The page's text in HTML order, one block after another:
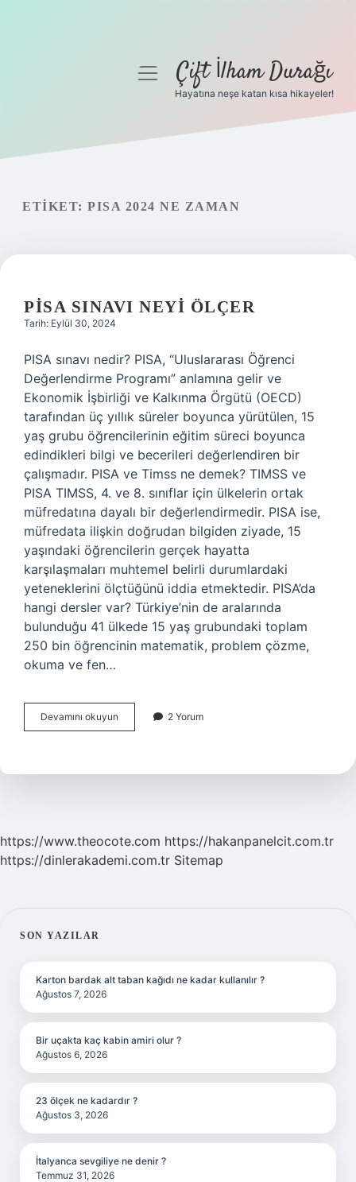
Gizlilik Politikası
menüyüÇift İlham Durağı
Hayatına neşe katan kısa hikayeler!
ETIKET: PISA 2024 NE ZAMAN
PISA SINAVI NEYI ÖLÇER
Tarih: Eylül 30, 2024
PISA sınavı nedir? PISA, “Uluslararası Öğrenci
Değerlendirme Programı” anlamına gelir ve
Ekonomik İşbirliği ve Kalkınma Örgütü (OECD)
tarafından üç yıllık süreler boyunca yürütülen, 15
yaş grubu öğrencilerinin eğitim süreci boyunca
edindikleri bilgi ve becerileri değerlendiren bir
çalışmadır. PISA ve Timss ne demek? TIMSS ve
PISA TIMSS, 4. ve 8. sınıflar için ülkelerin ortak
müfredatına dayalı bir değerlendirmedir. PISA ise,
müfredata ilişkin doğrudan bilgiden ziyade, 15
yaşındaki öğrencilerin gerçek hayatta
karşılaşmaları muhtemel belirli durumlardaki
yeteneklerini ölçtüğünü iddia etmektedir. PISA’da
hangi dersler var? Türkiye’nin de aralarında
bulunduğu 41 ülkede 15 yaş grubundaki toplam
250 bin öğrencinin matematik, problem çözme,
okuma ve fen…
Devamını okuyun
Sınavı
2 Yorum
https://www.theocote.com https://hakanpanelcit.com.tr
https://dinlerakademi.com.tr Sitemap
SIDEBAR
SON YAZILAR
Karton bardak alt taban kağıdı ne kadar kullanılır ?
Ağustos 7, 2026
Bir uçakta kaç kabin amiri olur ?
Ağustos 6, 2026
23 ölçek ne kadardır ?
Ağustos 3, 2026
İtalyanca sevgiliye ne denir ?
Temmuz 31, 2026